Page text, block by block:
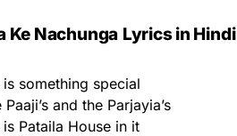
Ke Nachunga Lyrics in Hindi
is something special
and the Parjayia’s
is Pataila House in it